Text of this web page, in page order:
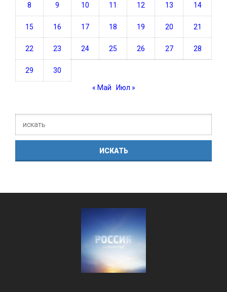
8 9 10 11 12 13 14
15 16 17 18 19 20 21
22 23 24 25 26 27 28
29 30
« Май Июл »